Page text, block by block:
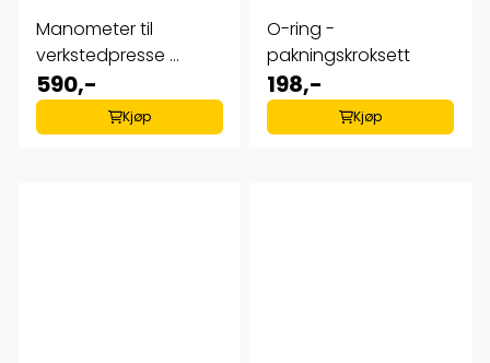
Manometer til
verkstedpresse ...
590,-
Kjøp
O-ring -
pakningskroksett
198,-
Kjøp